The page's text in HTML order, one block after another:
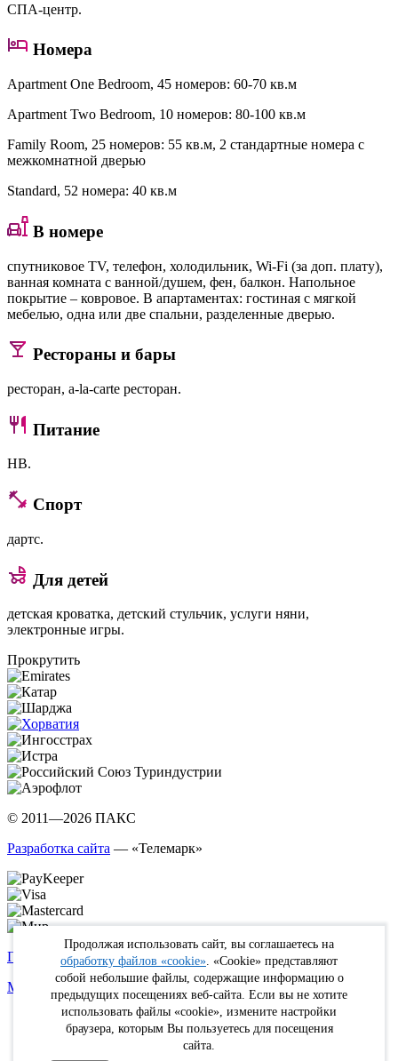
СПА-центр.
Номера
Apartment One Bedroom, 45 номеров: 60-70 кв.м
Apartment Two Bedroom, 10 номеров: 80-100 кв.м
Family Room, 25 номеров: 55 кв.м, 2 стандартные номера с
межкомнатной дверью
Standard, 52 номера: 40 кв.м
В номере
спутниковое TV, телефон, холодильник, Wi-Fi (за доп. плату),
ванная комната с ванной/душем, фен, балкон. Напольное
покрытие – ковровое. В апартаментах: гостиная с мягкой
мебелью, одна или две спальни, разделенные дверью.
Рестораны и бары
ресторан, a-la-carte ресторан.
Питание
HB.
Спорт
дартс.
Для детей
детская кроватка, детский стульчик, услуги няни,
электронные игры.
Прокрутить
© 2011—2026 ПАКС
Разработка сайта — «Телемарк»
Политика в отношении обработки персональных данных
Max
WhatsApp Telegram вКонтакте Youtube Rutube
Продолжая использовать сайт, вы соглашаетесь на
обработку файлов «cookie» . «Cookie» представляют
собой небольшие файлы, содержащие информацию о
предыдущих посещениях веб-сайта. Если вы не хотите
использовать файлы «cookie», измените настройки
браузера, которым Вы пользуетесь для посещения
сайта.
Online